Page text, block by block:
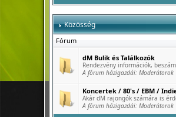
Közösség
Fórum
dM Bulik és Találkozók
Rendezvény információk,
A fórum házigazdái: Moderátorok
Koncertek / 80's / EBM /
Akár dM rajongók számára is
A fórum házigazdái: Moderátorok